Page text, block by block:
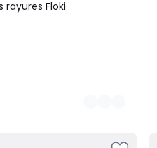
Vase droit grès rayures Floki